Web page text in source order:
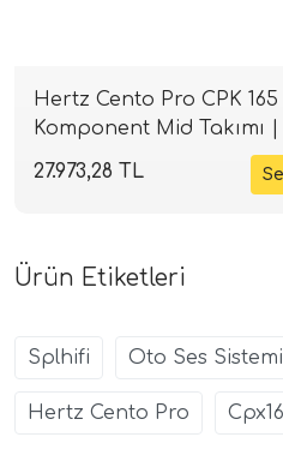
Hertz Cento Pro CPK 165
Komponent Mid Takımı |
Ohm | SPLHIFI
27.973,28 TL
Ürün Etiketleri
Splhifi Oto Ses Sistemi
Hertz Cento Pro